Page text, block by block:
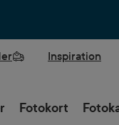
Inspiration
Fotokort